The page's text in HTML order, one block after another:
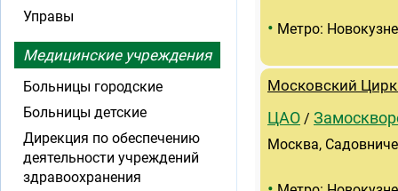
• Метро:
Московский
ЦАО /
Москва,
Управы
Медицинские учреждения
Больницы городские
Больницы детские
Дирекция по обеспечению
деятельности учреждений
здравоохранения